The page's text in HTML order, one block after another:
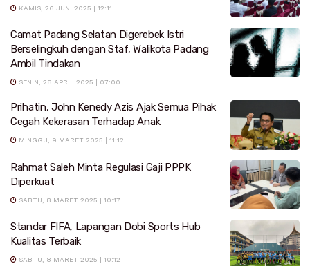
KAMIS, 26 JUNI 2025 | 12:11
Camat Padang Selatan Digerebek Istri
Berselingkuh dengan Staf, Walikota Padang
Ambil Tindakan
SENIN, 28 APRIL 2025 | 07:00
Prihatin, John Kenedy Azis Ajak Semua Pihak
Cegah Kekerasan Terhadap Anak
MINGGU, 9 MARET 2025 | 11:12
Rahmat Saleh Minta Regulasi Gaji PPPK
Diperkuat
SABTU, 8 MARET 2025 | 10:17
Standar FIFA, Lapangan Dobi Sports Hub
Kualitas Terbaik
SABTU, 8 MARET 2025 | 10:12